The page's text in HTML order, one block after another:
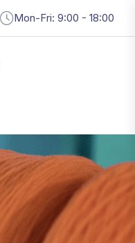
Mon-Fri: 9:00 - 18:00